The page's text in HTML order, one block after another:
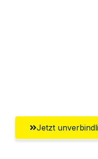
Jetzt